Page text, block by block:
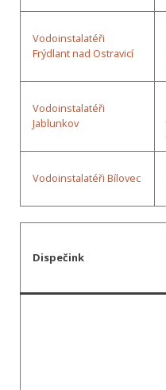
Vodoinstalatéři
Frýdlant nad Ostravicí
Vodoinstalatéři
Jablunkov
Vodoinstalatéři Bílovec
Dispečink